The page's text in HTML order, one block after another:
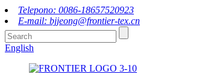
Telepono: 0086-18657520923
E-mail: bjjeong@frontier-tex.cn
English